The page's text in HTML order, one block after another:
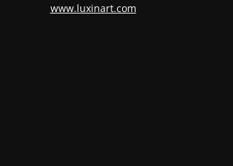
www.luxinart.com